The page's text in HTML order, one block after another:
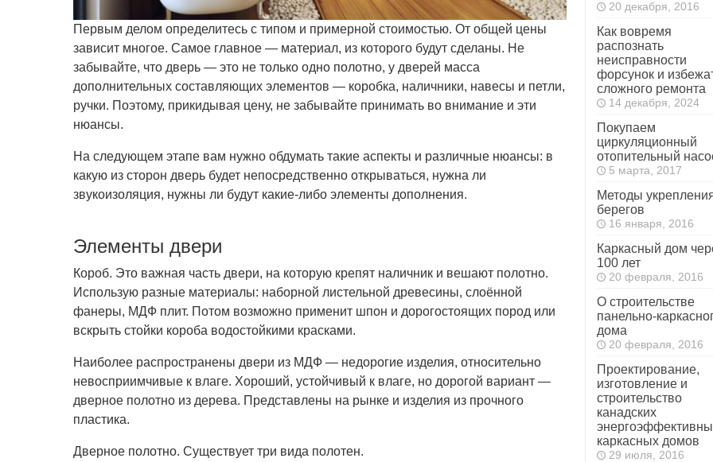
Первым делом определитесь с типом и примерной стоимостью. От общей цены
зависит многое. Самое главное — материал, из которого будут сделаны. Не
забывайте, что дверь — это не только одно полотно, у дверей масса
дополнительных составляющих элементов — коробка, наличники, навесы и петли,
ручки. Поэтому, прикидывая цену, не забывайте принимать во внимание и эти
нюансы.
На следующем этапе вам нужно обдумать такие аспекты и различные нюансы: в
какую из сторон дверь будет непосредственно открываться, нужна ли
звукоизоляция, нужны ли будут какие-либо элементы дополнения.
Элементы двери
Короб. Это важная часть двери, на которую крепят наличник и вешают полотно.
Использую разные материалы: наборной листельной древесины, слоённой
фанеры, МДФ плит. Потом возможно применит шпон и дорогостоящих пород или
вскрыть стойки короба водостойкими красками.
Наиболее распространены двери из МДФ — недорогие изделия, относительно
невосприимчивые к влаге. Хороший, устойчивый к влаге, но дорогой вариант —
дверное полотно из дерева. Представлены на рынке и изделия из прочного
пластика.
Дверное полотно. Существует три вида полотен.
20 декабря, 2016
Как вовремя
распознать
неисправности
форсунок и
сложного ремонта
14 декабря, 2024
Покупаем
циркуляционный
отопительный
5 марта, 2017
Методы
берегов
16 января, 2016
Каркасный дом
100 лет
20 февраля, 2016
О строительстве
панельно-
дома
20 февраля, 2016
Проектирование,
изготовление и
строительство
канадских
каркасных домов
29 июля, 2016